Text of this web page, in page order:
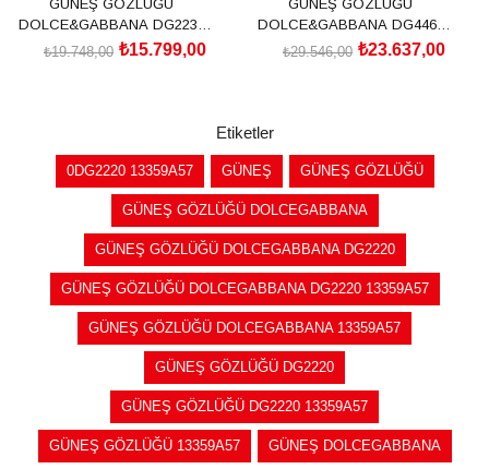
GÜNEŞ GÖZLÜĞÜ
DOLCE&GABBANA DG2233
01/8743₺15.799,00
₺19.748,00
GÜNEŞ GÖZLÜĞÜ
DOLCE&GABBANA DG4465
501/8755₺23.637,00
₺29.546,00
Etiketler
0DG2220 13359A57 GÜNEŞ GÜNEŞ GÖZLÜĞÜ
GÜNEŞ GÖZLÜĞÜ DOLCEGABBANA
GÜNEŞ GÖZLÜĞÜ DOLCEGABBANA DG2220
GÜNEŞ GÖZLÜĞÜ DOLCEGABBANA DG2220 13359A57
GÜNEŞ GÖZLÜĞÜ DOLCEGABBANA 13359A57
GÜNEŞ GÖZLÜĞÜ DG2220
GÜNEŞ GÖZLÜĞÜ DG2220 13359A57
GÜNEŞ GÖZLÜĞÜ 13359A57 GÜNEŞ DOLCEGABBANA